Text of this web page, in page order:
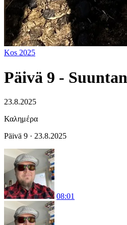
Kos 2025
Päivä 9 -
23.8.2025
Καλημέρα
Päivä 9 · 23.8.2025
08:01